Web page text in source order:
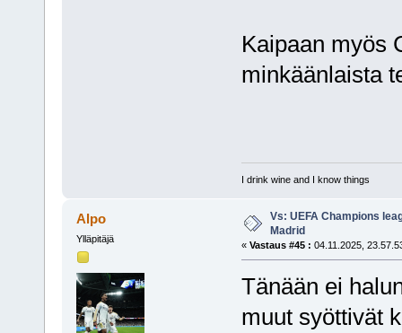
Kaipaan myös
minkäänlaista
I drink wine and I know things
Alpo
Ylläpitäjä
Vs: UEFA Champions
Madrid
« Vastaus #45 : 04.11.2025,
Tänään ei
muut syöttivät